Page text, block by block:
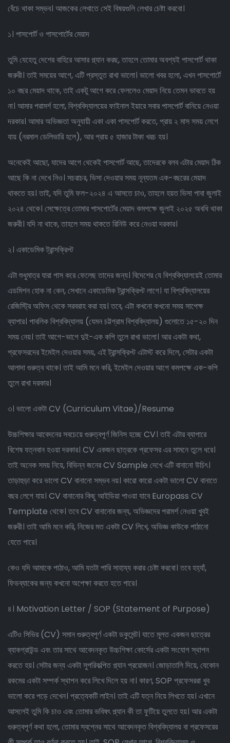
বেঁচে থাকা সম্ভব। আজকের লেখাতে সেই বিষয়গুলি লেখার চেষ্টা করবো।
১। পাসপোর্ট ও পাসপোর্টের মেয়াদ
তুমিযেহেতু দেশের বাহিরে আসার প্ল্যান করছ, তাহলে তোমার অবশ্যই পাসপোর্ট থাকা
জরুরী। তাই সময়ের আগে, এটি প্রস্তুত রাখা ভালো। ভালো খবর হলো, এখন পাসপোর্টে
১০ বছর মেয়াদ থাকে, তাই একটু আগে করে ফেললেও মেয়াদ নিয়ে তেমন ভাবতে হয়
না। আমার পরামর্শ হলো, বিশ্ববিদ্যালয়ের ফাইনাল ইয়ারে সবার পাসপোর্ট বানিয়ে নেওয়া
দরকার। আমার অভিজ্ঞতা অনুযায়ী একা একা পাসপোর্ট করতে, প্রায় ২ মাস সময় লেগে
যায় (নরমাল ডেলিভারি হলে), আর প্রায় ৫ হাজার টাকা খরচ হয়।
অনেকেই আছো, যাদের আগে থেকেই পাসপোর্ট আছে, তাদেরকে বলব এটার মেয়াদ ঠিক
আছে কি না দেখে নিও। সচরাচর, ভিসা দেওয়ার সময় নূন্যতম এক-বছরের মেয়াদ
থাকতে হয়। তাই, যদি তুমি ফল-২০২৪ এ আসতে চাও, তাহলে হয়ত ভিসা পাবা জুলাই
২০২৪ থেকে। সেক্ষেত্রে তোমার পাসপোর্টের মেয়াদ কমপক্ষে জুলাই ২০২৫ অবধি থাকা
জরুরী। যদি না থাকে, তাহলে সময় থাকতে রিনিউ করে নেওয়া দরকার।
২। একাডেমিক ট্রান্সক্রিপ্ট
এটা শুধুমাত্র যারা পাস করে ফেলেছ তাদের জন্য। বিদেশের যে বিশ্ববিদ্যালয়েই তোমার
এডমিশন হোক না কেন, সেখানে একাডেমিক ট্রান্সক্রিপ্ট লাগে। যা বিশ্ববিদ্যালয়ের
রেজিস্ট্রি অফিস থেকে সরবরাহ করা হয়। তবে, এটা কখনো কখনো সময় সাপেক্ষ
ব্যাপার। পাবলিক বিশ্ববিদ্যালয় (যেমন চট্টগ্রাম বিশ্ববিদ্যালয়) গুলোতে ১৫-২০ দিন
সময় নেয়। তাই আগে-ভাগে দুই-এক কপি তুলে রাখা ভালো। আর একটা কথা,
প্রফেসরদের ইমেইল দেওয়ার সময়, এই ট্রান্সক্রিপ্ট এটাস্ট করে দিলে, সেটার একটা
আলাদা গুরুত্ব থাকে। তাই আমি মনে করি, ইমেইল দেওয়ার আগে কমপক্ষে এক-কপি
তুলে রাখা দরকার।
৩। ভালো একটা CV (Curriculum Vitae)/Resume
উচ্চশিক্ষার আবেদনের সবচেয়ে গুরুত্বপূর্ণ জিনিস হচ্ছে CV। তাই এটার ব্যাপারে
বিশেষ যত্নবান হওয়া দরকার। CV একজন ছাত্রকে প্রফেসর এর সামনে তুলে ধরে।
তাই অনেক সময় নিয়ে, বিভিন্ন জনের CV Sample দেখে এটি বানানো উচিৎ।
তাড়াহুড়া করে ভালো CV বানানো সম্ভব নয়। কারো কারো একটা ভালো CV বানাতে
বছর লেগে যায়। CV বানানোর কিছু আইডিয়া পাওয়া যাবে Europass CV
Template থেকে। তবে CV বানানোর জন্য, অভিজ্ঞদের পরামর্শ নেওয়া খুবই
জরুরী। তাই আমি মনে করি, নিজের মত একটা CV লিখে, অভিজ্ঞ কাউকে পাঠানো
যেতে পারে।
কেও যদি আমাকে পাঠাও, আমি যতটা পারি সাহায্য করার চেষ্টা করবো। তবে হহ্যাঁ,
ফিডব্যাকের জন্য কখনো অপেক্ষা করতে হতে পারে।
৪। Motivation Letter / SOP (Statement of Purpose)
এটিও সিভির (CV) সমান গুরুত্বপূর্ণ একটা ডকুমেন্ট। যাতে মূলত একজন ছাত্রের
ব্যাকগ্রাউন্ড এবং তার সাথে আবেদনকৃত উচ্চশিক্ষা কোর্সের একটা সংযোগ স্থাপন
করতে হয়। সেটার জন্য একটা সুপরিকল্পিত প্ল্যান প্রয়োজন। জোড়াতালি দিয়ে, যেকোন
রকমের একটা সম্পর্ক স্থাপন করে লিখে দিলে হয় না। কারণ, SOP প্রফেসররা খুব
ভালো করে পড়ে দেখেন। প্রত্যেকটি লাইন। তাই এটি যত্ন নিয়ে লিখতে হয়। এখানে
আসলেই তুমি কি চাও এবং তোমার ভবিষৎ প্ল্যান কী তা ফুটিয়ে তুলতে হয়। আর একটা
গুরুত্বপূর্ণ কথা হলো, তোমার স্বপ্নের সাথে আবেদনকৃত বিশ্ববিদ্যালয় বা প্রফেসরের